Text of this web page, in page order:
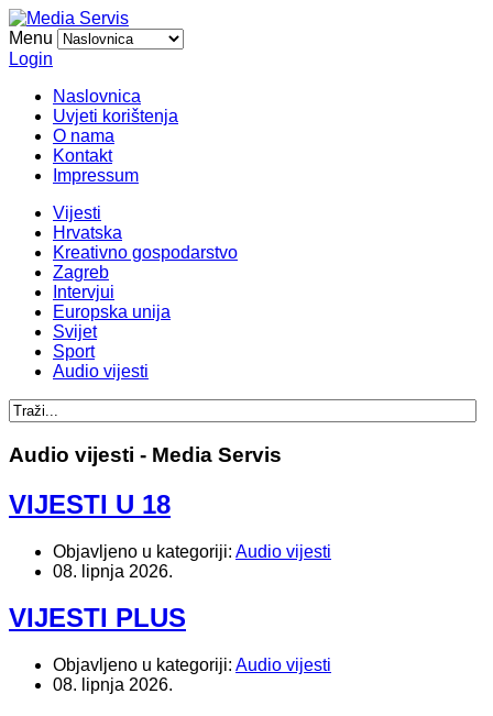
Menu
Login
Naslovnica
Uvjeti korištenja
O nama
Kontakt
Impressum
Vijesti
Hrvatska
Kreativno gospodarstvo
Zagreb
Intervjui
Europska unija
Svijet
Sport
Audio vijesti
Audio vijesti - Media Servis
VIJESTI U 18
Objavljeno u kategoriji: Audio vijesti
08. lipnja 2026.
VIJESTI PLUS
Objavljeno u kategoriji: Audio vijesti
08. lipnja 2026.